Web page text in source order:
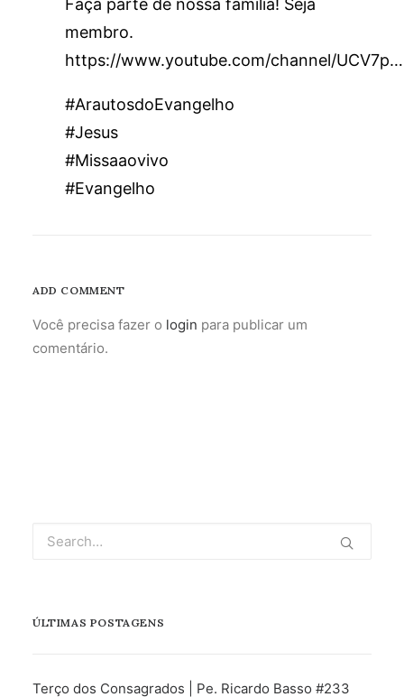
Faça parte de nossa família! Seja
membro.
https://www.youtube.com/channel/UCV7p…
#ArautosdoEvangelho
#Jesus
#Missaaovivo
#Evangelho
ADD COMMENT
Você precisa fazer o login para publicar um
comentário.
ÚLTIMAS POSTAGENS
Terço dos Consagrados | Pe. Ricardo Basso #233